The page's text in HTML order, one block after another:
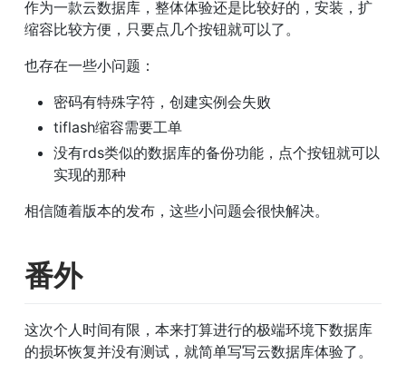
作为一款云数据库，整体体验还是比较好的，安装，扩
缩容比较方便，只要点几个按钮就可以了。
也存在一些小问题：
密码有特殊字符，创建实例会失败
tiflash缩容需要工单
没有rds类似的数据库的备份功能，点个按钮就可以
实现的那种
相信随着版本的发布，这些小问题会很快解决。
番外
这次个人时间有限，本来打算进行的极端环境下数据库
的损坏恢复并没有测试，就简单写写云数据库体验了。